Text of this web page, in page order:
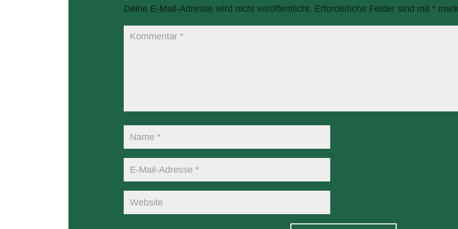
Deine E-Mail-Adresse wird nicht veröffentlicht. Erforderliche Felder sind mit *